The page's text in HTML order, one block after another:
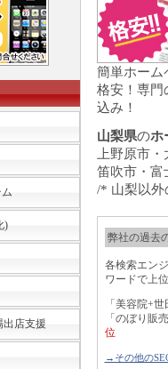
)
出店支援
簡単ホーム
格安！専門
込み！
山梨県のホ
上野原市
笛吹市・富
/* 山梨以外
弊社の過去
各検索エン
ワードで上
「美容院
「のぼ
位
→その他の